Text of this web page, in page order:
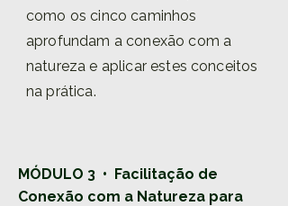
como os cinco caminhos
aprofundam a conexão com a
natureza e aplicar estes conceitos
na prática.
MÓDULO 3 • Facilitação de
Conexão com a Natureza para